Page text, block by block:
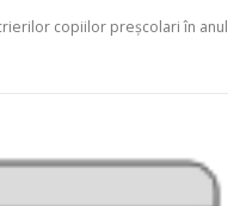
copiilor preșcolari în anul